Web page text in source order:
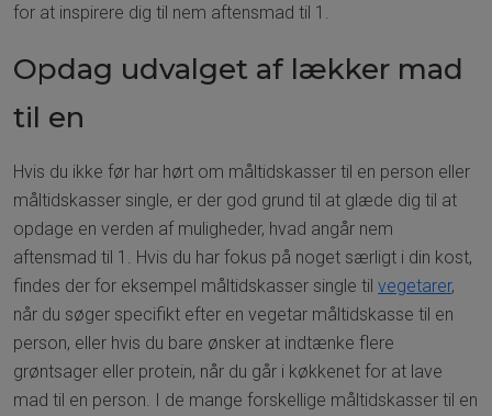
for at inspirere dig til nem aftensmad til 1.
Opdag udvalget af lækker mad
til en
Hvis du ikke før har hørt om måltidskasser til en person eller
måltidskasser single, er der god grund til at glæde dig til at
opdage en verden af muligheder, hvad angår nem
aftensmad til 1. Hvis du har fokus på noget særligt i din kost,
findes der for eksempel måltidskasser single til vegetarer,
når du søger specifikt efter en vegetar måltidskasse til en
person, eller hvis du bare ønsker at indtænke flere
grøntsager eller protein, når du går i køkkenet for at lave
mad til en person. I de mange forskellige måltidskasser til en